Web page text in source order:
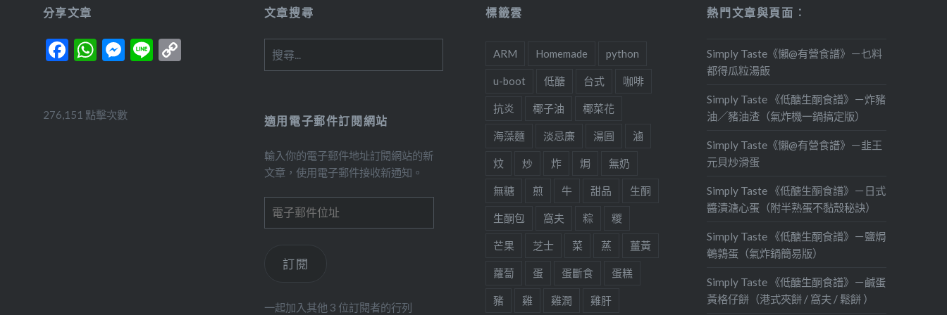
分享文章
Facebook
WhatsApp
Messenger
LineCopy
文章搜尋
搜
尋
字:
標籤雲
ARM Homemade python
u-boot 低醣 台式 咖啡
抗炎 椰子油 椰菜花
海藻麵 淡忌廉 湯圓 滷
炆 炒 炸 焗 無奶
無糖 煎 牛 甜品 生酮
生酮包 窩夫 粽 糉
芒果 芝士 菜 蒸 薑黃
蘿蔔 蛋 蛋斷食 蛋糕
豬 雞 雞潤 雞肝
熱門文章與頁面︰
Simply Taste《懶@有營食譜》－乜料
都得瓜粒湯飯
Simply Taste 《低醣生酮食譜》－炸豬
油／豬油渣（氣炸機一鍋搞定版）
Simply Taste《懶@有營食譜》－韭王
元貝炒滑蛋
Simply Taste 《低醣生酮食譜》－日式
醬漬溏心蛋（附半熟蛋不黏殼秘訣）
Simply Taste 《低醣生酮食譜》－鹽焗
鵪鶉蛋（氣炸鍋簡易版）
Simply Taste 《低醣生酮食譜》－鹹蛋
黃格仔餅（港式夾餅 / 窩夫 / 鬆餅 ）
276,151 點擊次數 適用電子郵件訂閱網站
輸入你的電子郵件地址訂閱網站的新
文章，使用電子郵件接收新通知。
訂閱
一起加入其他 3 位訂閱者的行列